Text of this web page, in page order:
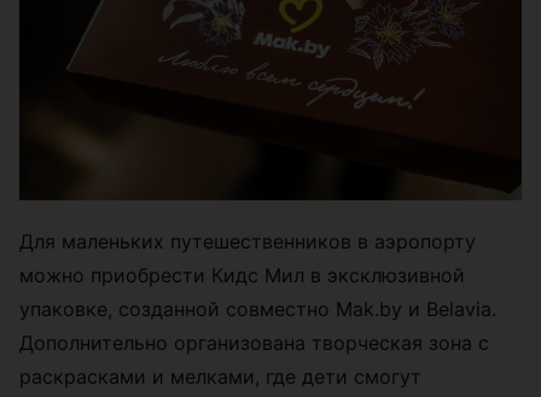
Для маленьких путешественников в аэропорту
можно приобрести Кидс Мил в эксклюзивной
упаковке, созданной совместно Mak.by и Belavia.
Дополнительно организована творческая зона с
раскрасками и мелками, где дети смогут